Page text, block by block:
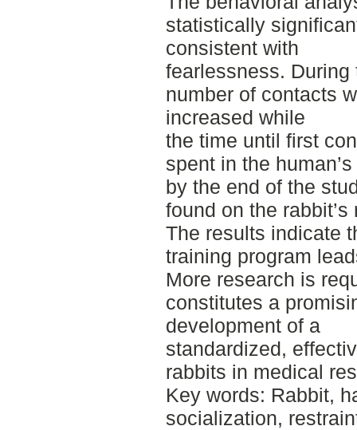
statistically
consistent with
fearlessness.
number of contacts
increased while
the time until first
spent in the
by the end of the
found on the
The results indicate
training program
More research is
constitutes a
development of a
standardized,
rabbits in medical
Key words: Rabbit,
socialization,